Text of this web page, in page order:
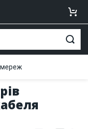
мереж